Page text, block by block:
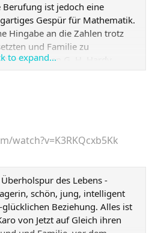
Berufung ist jedoch eine
Gespür für Mathematik.
Hingabe an die Zahlen trotz
und Familie zu
an G. H. Hardy,
Mathematikprofessor am
Dieser erkennt
aus den eigenen
Ideen nach Cambridge zu
Familie und Ehefrau Janaki.
kann er auf das Verständnis
Hardy bauen. Unter
sich Ramanujans Theorien
der Mathematik und die
to expand...
watch?v=K3RKQcxb5Kk
des Lebens -
schön, jung, intelligent
Beziehung. Alles ist
von Jetzt auf Gleich ihren